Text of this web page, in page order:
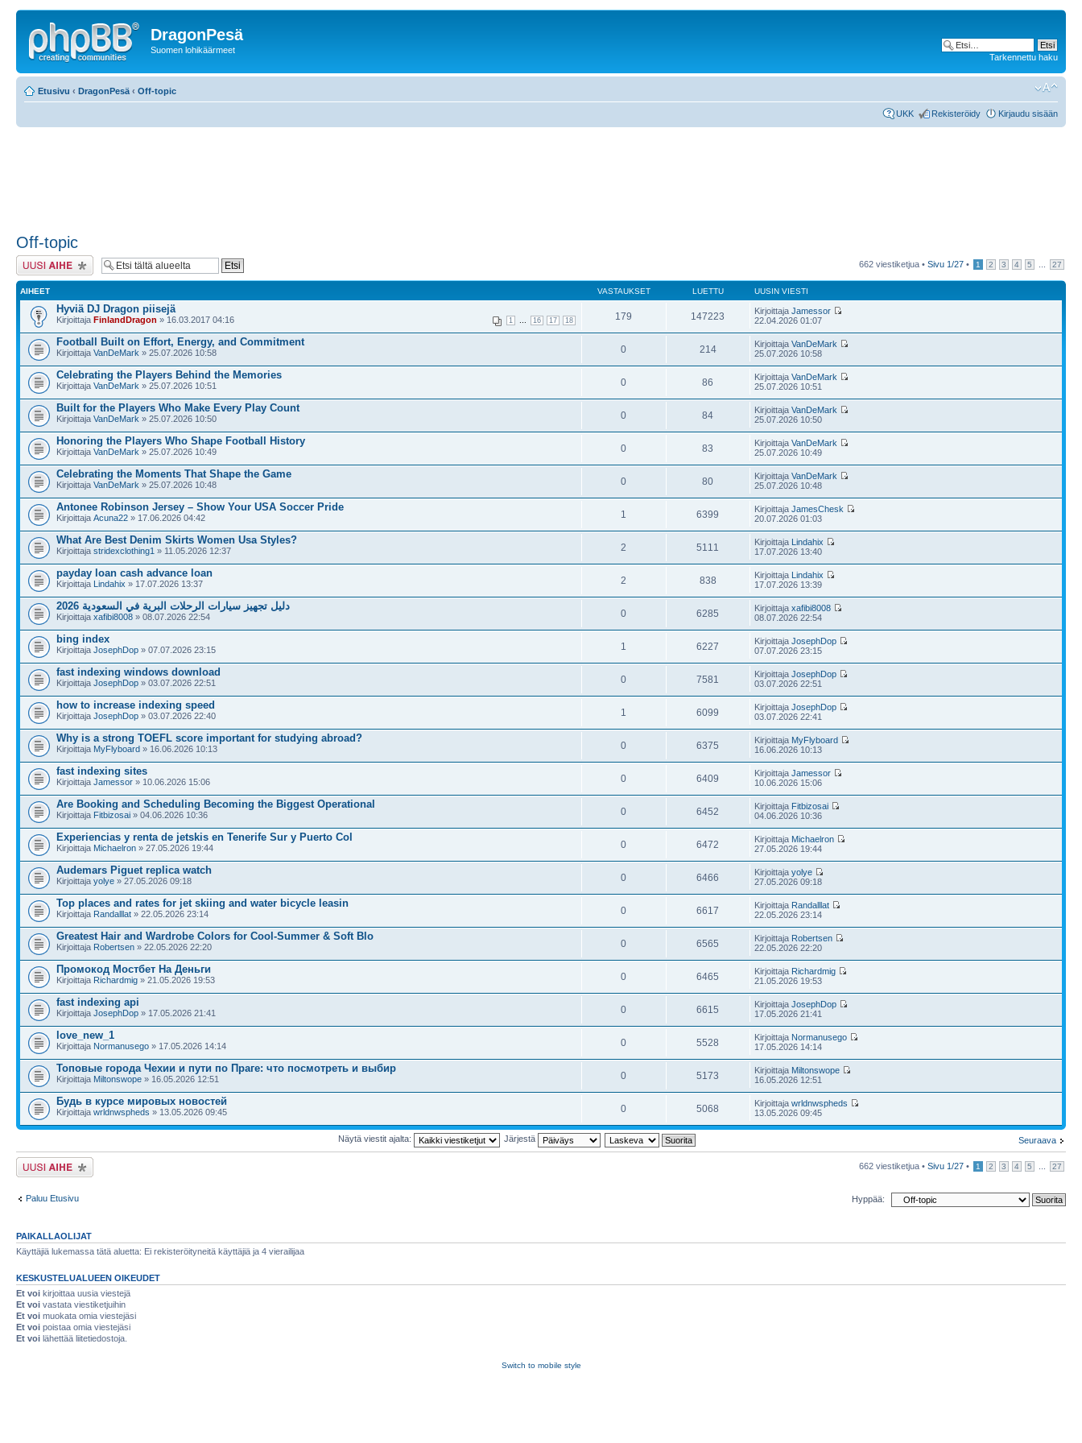
DragonPesä
Suomen lohikäärmeet
Tarkennettu haku
Etusivu ‹ DragonPesä ‹ Off-topic
UKK Rekisteröidy Kirjaudu sisään
Off-topic
Lähetä uusi viesti 662 viestiketjua • Sivu 1/27 • 1 2 3 4 5 27
AIHEET VASTAUKSET LUETTU UUSIN VIESTI
Hyviä DJ Dragon piisejä
1 16 17 18
Kirjoittaja FinlandDragon » 16.03.2017 04:16 179 147223 KirjoittajaJamessor
22.04.2026 01:07
Football Built on Effort, Energy, and Commitment
Kirjoittaja VanDeMark » 25.07.2026 10:58 0 214 KirjoittajaVanDeMark
25.07.2026 10:58
Celebrating the Players Behind the Memories
Kirjoittaja VanDeMark » 25.07.2026 10:51 0 86 KirjoittajaVanDeMark
25.07.2026 10:51
Built for the Players Who Make Every Play Count
Kirjoittaja VanDeMark » 25.07.2026 10:50 0 84 KirjoittajaVanDeMark
25.07.2026 10:50
Honoring the Players Who Shape Football History
Kirjoittaja VanDeMark » 25.07.2026 10:49 0 83 KirjoittajaVanDeMark
25.07.2026 10:49
Celebrating the Moments That Shape the Game
Kirjoittaja VanDeMark » 25.07.2026 10:48 0 80 KirjoittajaVanDeMark
25.07.2026 10:48
Antonee Robinson Jersey – Show Your USA Soccer Pride
Kirjoittaja Acuna22 » 17.06.2026 04:42 1 6399 KirjoittajaJamesChesk
20.07.2026 01:03
What Are Best Denim Skirts Women Usa Styles?
Kirjoittaja stridexclothing1 » 11.05.2026 12:37 2 5111 Kirjoittaja Lindahix
17.07.2026 13:40
payday loan cash advance loan
Kirjoittaja Lindahix » 17.07.2026 13:37 2 838 Kirjoittaja Lindahix
17.07.2026 13:39
دليل تجهيز سيارات الرحلات البرية في السعودية 2026
Kirjoittaja xafibi8008 » 08.07.2026 22:54 0 6285 Kirjoittajaxafibi8008
08.07.2026 22:54
bing index
Kirjoittaja JosephDop » 07.07.2026 23:15 1 6227 KirjoittajaJosephDop
07.07.2026 23:15
fast indexing windows download
Kirjoittaja JosephDop » 03.07.2026 22:51 0 7581 KirjoittajaJosephDop
03.07.2026 22:51
how to increase indexing speed
Kirjoittaja JosephDop » 03.07.2026 22:40 1 6099 KirjoittajaJosephDop
03.07.2026 22:41
Why is a strong TOEFL score important for studying abroad?
Kirjoittaja MyFlyboard » 16.06.2026 10:13 0 6375 Kirjoittaja MyFlyboard
16.06.2026 10:13
fast indexing sites
Kirjoittaja Jamessor » 10.06.2026 15:06 0 6409 KirjoittajaJamessor
10.06.2026 15:06
Are Booking and Scheduling Becoming the Biggest Operational
Kirjoittaja Fitbizosai » 04.06.2026 10:36 0 6452 Kirjoittaja Fitbizosai
04.06.2026 10:36
Experiencias y renta de jetskis en Tenerife Sur y Puerto Col
Kirjoittaja Michaelron » 27.05.2026 19:44 0 6472 Kirjoittaja Michaelron
27.05.2026 19:44
Audemars Piguet replica watch
Kirjoittaja yolye » 27.05.2026 09:18 0 6466 Kirjoittajayolye
27.05.2026 09:18
Top places and rates for jet skiing and water bicycle leasin
Kirjoittaja Randalllat » 22.05.2026 23:14 0 6617 Kirjoittaja Randalllat
22.05.2026 23:14
Greatest Hair and Wardrobe Colors for Cool-Summer & Soft Blo
Kirjoittaja Robertsen » 22.05.2026 22:20 0 6565 Kirjoittaja Robertsen
22.05.2026 22:20
Промокод Мостбет На Деньги
Kirjoittaja Richardmig » 21.05.2026 19:53 0 6465 Kirjoittaja Richardmig
21.05.2026 19:53
fast indexing api
Kirjoittaja JosephDop » 17.05.2026 21:41 0 6615 KirjoittajaJosephDop
17.05.2026 21:41
love_new_1
Kirjoittaja Normanusego » 17.05.2026 14:14 0 5528 Kirjoittaja Normanusego
17.05.2026 14:14
Топовые города Чехии и пути по Праге: что посмотреть и выбир
Kirjoittaja Miltonswope » 16.05.2026 12:51 0 5173 Kirjoittaja Miltonswope
16.05.2026 12:51
Будь в курсе мировых новостей
Kirjoittaja wrldnwspheds » 13.05.2026 09:45 0 5068 Kirjoittajawrldnwspheds
13.05.2026 09:45
Seuraava
Näytä viestit ajalta: Järjestä
Lähetä uusi viesti 662 viestiketjua • Sivu 1/27 • 1 2 3 4 5 27
Paluu Etusivu Hyppää:
PAIKALLAOLIJAT
Käyttäjiä lukemassa tätä aluetta: Ei rekisteröityneitä käyttäjiä ja 4 vierailijaa
KESKUSTELUALUEEN OIKEUDET
Et voi kirjoittaa uusia viestejä
Et voi vastata viestiketjuihin
Et voi muokata omia viestejäsi
Et voi poistaa omia viestejäsi
Et voi lähettää liitetiedostoja.
Switch to mobile style